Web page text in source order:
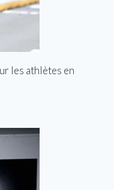
les athlètes en